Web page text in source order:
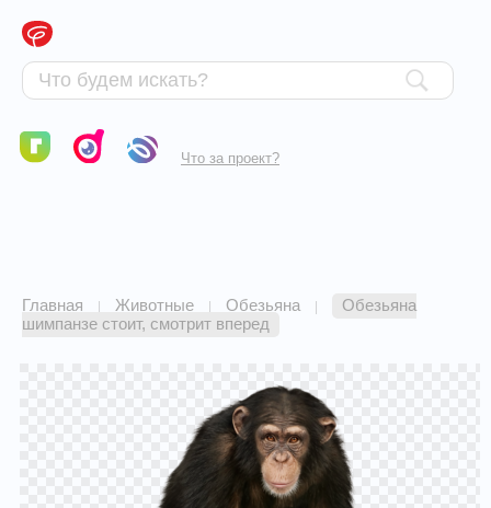
Что за проект?
Главная | Животные | Обезьяна |
Обезьяна
шимпанзе стоит, смотрит вперед